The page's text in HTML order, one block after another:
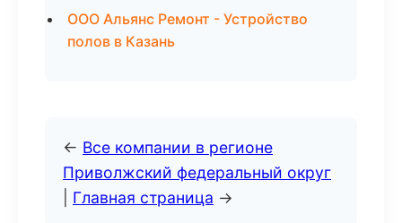
ООО Альянс Ремонт - Устройство
полов в Казань
← Все компании в регионе
Приволжский федеральный округ
Главная страница →